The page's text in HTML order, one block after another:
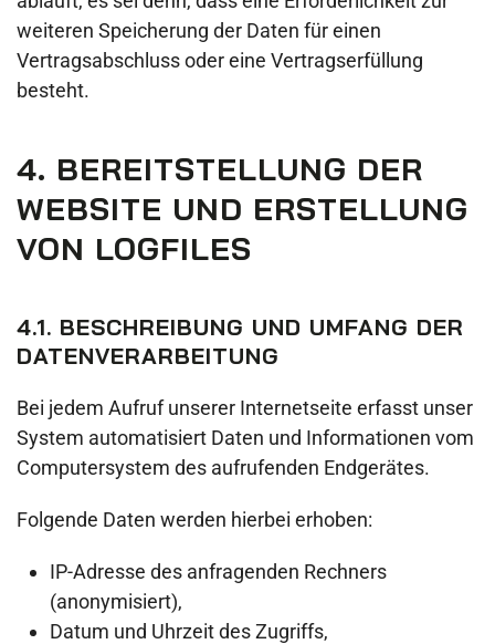
weiteren Speicherung der Daten für einen
Vertragsabschluss oder eine Vertragserfüllung
besteht.
4. BEREITSTELLUNG DER
WEBSITE UND ERSTELLUNG
VON LOGFILES
4.1. BESCHREIBUNG UND UMFANG DER
DATENVERARBEITUNG
Bei jedem Aufruf unserer Internetseite erfasst unser
System automatisiert Daten und Informationen vom
Computersystem des aufrufenden Endgerätes.
Folgende Daten werden hierbei erhoben:
IP-Adresse des anfragenden Rechners
(anonymisiert),
Datum und Uhrzeit des Zugriffs,